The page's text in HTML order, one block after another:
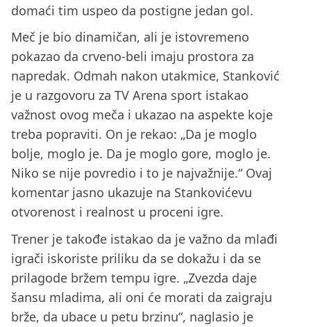
domaći tim uspeo da postigne jedan gol.
Meč je bio dinamičan, ali je istovremeno
pokazao da crveno-beli imaju prostora za
napredak. Odmah nakon utakmice, Stanković
je u razgovoru za TV Arena sport istakao
važnost ovog meča i ukazao na aspekte koje
treba popraviti. On je rekao: „Da je moglo
bolje, moglo je. Da je moglo gore, moglo je.
Niko se nije povredio i to je najvažnije.“ Ovaj
komentar jasno ukazuje na Stankovićevu
otvorenost i realnost u proceni igre.
Trener je takođe istakao da je važno da mlađi
igrači iskoriste priliku da se dokažu i da se
prilagode bržem tempu igre. „Zvezda daje
šansu mladima, ali oni će morati da zaigraju
brže, da ubace u petu brzinu“, naglasio je